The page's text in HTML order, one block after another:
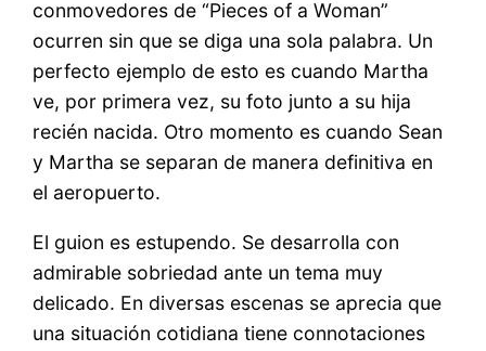
conmovedores de “Pieces of a Woman”
ocurren sin que se diga una sola palabra. Un
perfecto ejemplo de esto es cuando Martha
ve, por primera vez, su foto junto a su hija
recién nacida. Otro momento es cuando Sean
y Martha se separan de manera definitiva en
el aeropuerto.
El guion es estupendo. Se desarrolla con
admirable sobriedad ante un tema muy
delicado. En diversas escenas se aprecia que
una situación cotidiana tiene connotaciones